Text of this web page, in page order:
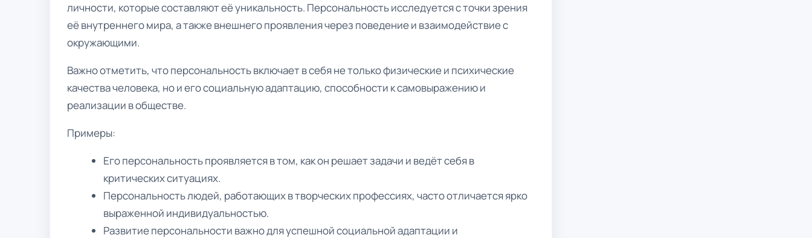
личности, которые составляют её уникальность. Персональность исследуется с точки зрения
её внутреннего мира, а также внешнего проявления через поведение и взаимодействие с
окружающими.
Важно отметить, что персональность включает в себя не только физические и психические
качества человека, но и его социальную адаптацию, способности к самовыражению и
реализации в обществе.
Примеры:
Его персональность проявляется в том, как он решает задачи и ведёт себя в
критических ситуациях.
Персональность людей, работающих в творческих профессиях, часто отличается ярко
выраженной индивидуальностью.
Развитие персональности важно для успешной социальной адаптации и